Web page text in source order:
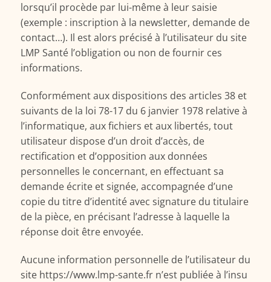
lorsqu’il procède par lui-même à leur saisie
(exemple : inscription à la newsletter, demande de
contact…). Il est alors précisé à l’utilisateur du site
LMP Santé l’obligation ou non de fournir ces
informations.
Conformément aux dispositions des articles 38 et
suivants de la loi 78-17 du 6 janvier 1978 relative à
l’informatique, aux fichiers et aux libertés, tout
utilisateur dispose d’un droit d’accès, de
rectification et d’opposition aux données
personnelles le concernant, en effectuant sa
demande écrite et signée, accompagnée d’une
copie du titre d’identité avec signature du titulaire
de la pièce, en précisant l’adresse à laquelle la
réponse doit être envoyée.
Aucune information personnelle de l’utilisateur du
site https://www.lmp-sante.fr n’est publiée à l’insu